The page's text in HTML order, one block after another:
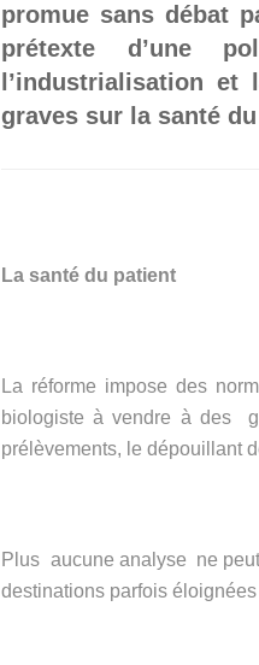
promue sans débat
prétexte d’une
l’industrialisation
graves sur la santé
La santé du patient
La réforme impose des
biologiste à vendre à des
prélèvements, le dépouillant
Plus aucune analyse ne
destinations parfois